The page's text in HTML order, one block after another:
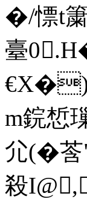
�/ 慓t
臺
m鋎惁
尣(�
殺